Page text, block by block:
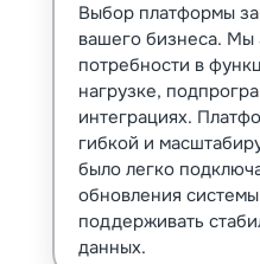
Выбор платформы
вашего бизнеса. Мы
потребности в
нагрузке,
интеграциях.
гибкой и
было легко
обновления
поддерживать
данных.